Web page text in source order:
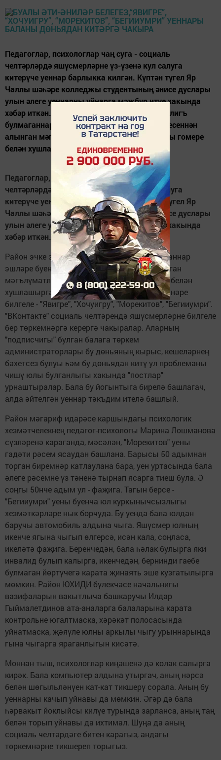
Педагоглар, психологлар чаң суга - социаль
челтәрләрдә яшүсмерләрне үз-үзенә кул салуга
китерүче уеннар барлыкка килгән. Күптән түгел Яр
Чаллы шәһәре колледжы студентының әнисе дуслары
улын әлеге уеннарны уйнарга мәҗбүр итүе хакында
хәбәр иткән. Район эчке эшләр бүлегенең балигъ
булмаганнар эшләре буенча подразде-лениесеннән
алынган мәгълүматларга караганда, баланы гомере
белән хушлашырга мәҗбүр...
Педагоглар, психологлар чаң суга - социаль
челтәрләрдә яшүсмерләрне үз-үзенә кул салуга
китерүче уеннар барлыкка килгән. Күптән түгел Яр
Чаллы шәһәре колледжы студентының әнисе дуслары
улын әлеге уеннарны уйнарга мәҗбүр итүе хакында
хәбәр иткән.
Район эчке эшләр бүлегенең балигъ булмаганнар
эшләре буенча подразде-лениесеннән алынган
мәгълүматларга караганда, баланы гомере белән
хушлашырга мәҗбүр итүче уеннарның исемнәре
билгеле - "Явигре", "Хочуигру", "Морекитов", "Бегииумри".
"ВКонтакте" социаль челтәрендә яшүсмерләрне билгеле
бер төркемнәргә керергә чакыралар. Аларның
"подписчигы" булган балага төркем
администраторлары бу дөньяның кырыс, кешеләрнең
бәхетсез булуы һәм бу дөньядан китү ул проблеманы
чишү юлы булганлыгы хакында "постлар"
урнаштыралар. Бала бу йогынтыга бирелә башлагач,
алда әйтелгән уеннар тәкъдим ителә башлый.
Район мәгариф идарәсе каршындагы психологик
хезмәтчелекнең педагог-психологы Марина Лошманова
сүзләренә караганда, мәсәлән, "Морекитов" уены
гадәти рәсем ясаудан башлана. Барысы 50 адымнан
торган биремнәр катлаулана бара, уен уртасында бала
әлеге рәсемне үз тәненә тырнап ясарга тиеш була. Ә
соңгы 50нче адым ул - фаҗига. Тагын берсе -
"Бегииумри" уены буенча юл куркынычсызлыгы
хезмәткәрләре нык борчуда. Бу уенда бала юлдан
баручы автомобиль алдына чыга. Яшүсмер юлның
икенче ягына чыгып өлгерсә, исән кала, соңласа,
икеләтә фаҗига. Беренчедән, бала һәлак булырга яки
инвалид булып калырга, икенчедән, бернинди гаебе
булмаган йөртүчегә карата җинаять эше кузгатылырга
мөмкин. Район ЮХИДИ бүлекчәсе начальнигы
вазифаларын вакытлыча башкаручы Илдар
Гыймалетдинов ата-аналарга балаларына карата
контрольне югалтмаска, хәрәкәт полосасында
уйнатмаска, җәяүле юлны аркылы чыгу урыннарында
гына чыгарга яраганлыгын кисәтә.
Моннан тыш, психологлар киңәшенә дә колак салырга
кирәк. Бала компьютер алдына утыргач, аның нәрсә
белән шөгыльләнүен кат-кат тикшерү сорала. Аның бу
уеннарны качып уйнавы да мөмкин. Әгәр дә бала
һәрвакыт йоклыйсы килүе турында зарланса, аның таң
белән торып уйнавы да ихтимал. Шуңа да аның
социаль челтәрдәге битен карагыз, андагы
төркемнәрне тикшереп торыгыз.